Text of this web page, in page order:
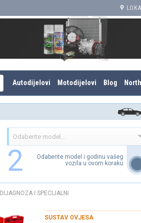
Autodijelovi Motodijelovi Blog
2
Odaberite model i godinu vašeg
vozila u ovom koraku
DIJAGNOZA I SPECIJALNI
SUSTAV OVJESA